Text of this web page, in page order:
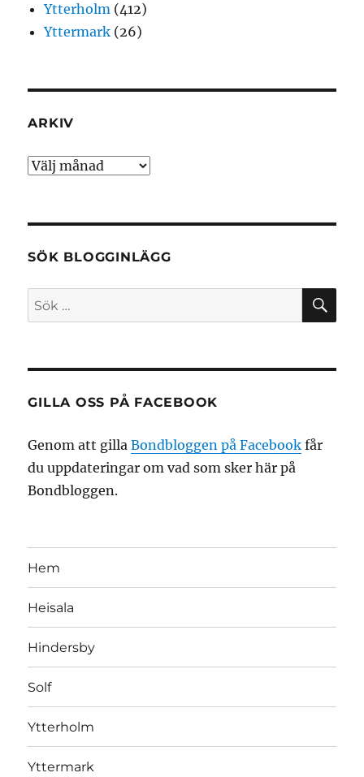
Ytterholm (412)
Yttermark (26)
ARKIV
Arkiv
SÖK BLOGGINLÄGG
Sök
efter:
GILLA OSS PÅ FACEBOOK
Genom att gillaBondbloggen på Facebook får
du uppdateringar om vad som sker här på
Bondbloggen.
Hem
Heisala
Hindersby
Solf
Ytterholm
Yttermark